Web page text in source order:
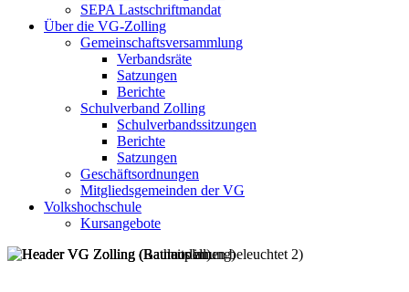
SEPA Lastschriftmandat
Über die VG-Zolling
Gemeinschaftsversammlung
Verbandsräte
Satzungen
Berichte
Schulverband Zolling
Schulverbandssitzungen
Berichte
Satzungen
Geschäftsordnungen
Mitgliedsgemeinden der VG
Volkshochschule
Kursangebote